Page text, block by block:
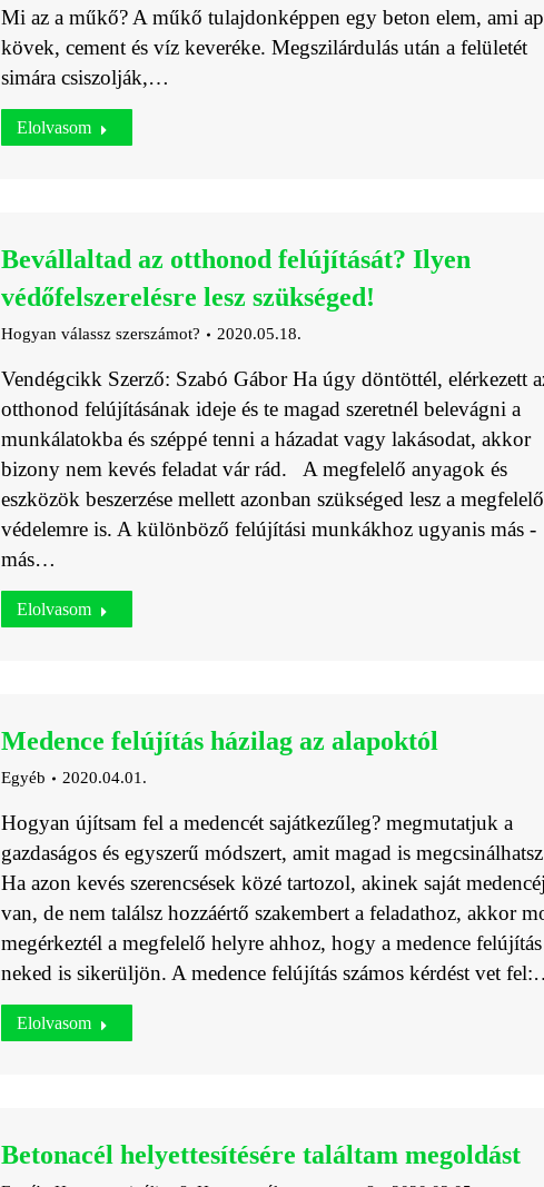
Mi az a műkő? A műkő tulajdonképpen egy beton elem, ami
kövek, cement és víz keveréke. Megszilárdulás után a felületét
simára csiszolják,…
Elolvasom
Bevállaltad az otthonod felújítását? Ilyen
védőfelszerelésre lesz szükséged!
Hogyan válassz szerszámot? 2020.05.18.
Vendégcikk Szerző: Szabó Gábor Ha úgy döntöttél, elérkezett
otthonod felújításának ideje és te magad szeretnél belevágni a
munkálatokba és széppé tenni a házadat vagy lakásodat, akkor
bizony nem kevés feladat vár rád. A megfelelő anyagok és
eszközök beszerzése mellett azonban szükséged lesz a megfelelő
védelemre is. A különböző felújítási munkákhoz ugyanis más -
más…
Elolvasom
Medence felújítás házilag az alapoktól
Egyéb 2020.04.01.
Hogyan újítsam fel a medencét sajátkezűleg? megmutatjuk a
gazdaságos és egyszerű módszert, amit magad is
Ha azon kevés szerencsések közé tartozol, akinek saját
van, de nem találsz hozzáértő szakembert a feladathoz, akkor
megérkeztél a megfelelő helyre ahhoz, hogy a medence felújítás
neked is sikerüljön. A medence felújítás számos kérdést vet
Elolvasom
Betonacél helyettesítésére találtam megoldást